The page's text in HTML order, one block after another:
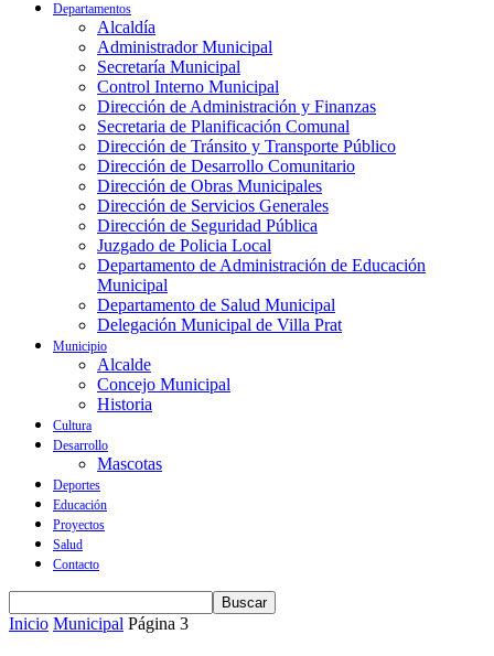
Departamentos
Alcaldía
Administrador Municipal
Secretaría Municipal
Control Interno Municipal
Dirección de Administración y Finanzas
Secretaria de Planificación Comunal
Dirección de Tránsito y Transporte Público
Dirección de Desarrollo Comunitario
Dirección de Obras Municipales
Dirección de Servicios Generales
Dirección de Seguridad Pública
Juzgado de Policia Local
Departamento de Administración de Educación
Municipal
Departamento de Salud Municipal
Delegación Municipal de Villa Prat
Municipio
Alcalde
Concejo Municipal
Historia
Cultura
Desarrollo
Mascotas
Deportes
Educación
Proyectos
Salud
Contacto
Inicio Municipal Página 3